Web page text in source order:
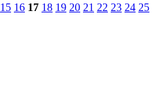
15 16 17 18 19 20 21 22 23 24 25